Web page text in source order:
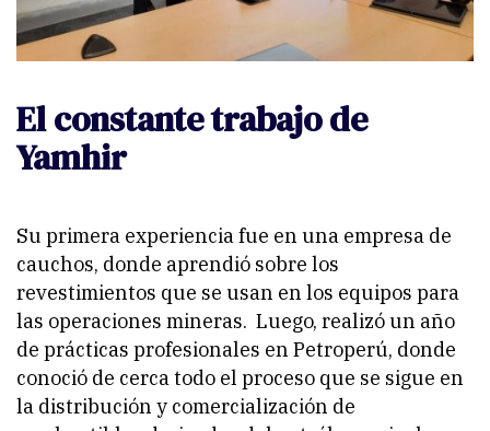
El constante trabajo de
Yamhir
Su primera experiencia fue en una empresa de
cauchos, donde aprendió sobre los
revestimientos que se usan en los equipos para
las operaciones mineras. Luego, realizó un año
de prácticas profesionales en Petroperú, donde
conoció de cerca todo el proceso que se sigue en
la distribución y comercialización de